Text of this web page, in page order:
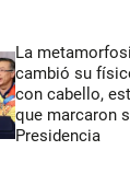
La
cambió su
con cabello,
que marcaron
Presidencia